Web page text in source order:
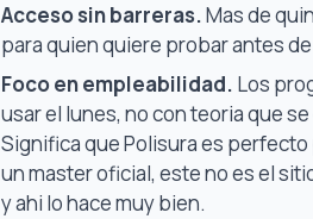
Acceso sin barreras.Mas de
para quien quiere probar antes
Foco en empleabilidad. Los
usar el lunes, no con teoria que
Significa que Polisura es
un master oficial, este no es el
y ahi lo hace muy bien.